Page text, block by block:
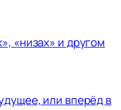
«низах» и другом
или вперёд в